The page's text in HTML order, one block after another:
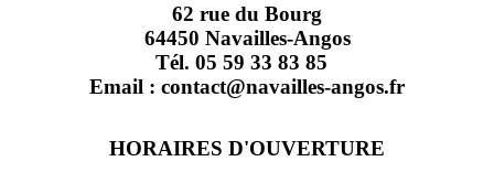
62 rue du Bourg
64450 Navailles-Angos
Tél. 05 59 33 83 85
Email : contact@navailles-angos.fr
HORAIRES D'OUVERTURE